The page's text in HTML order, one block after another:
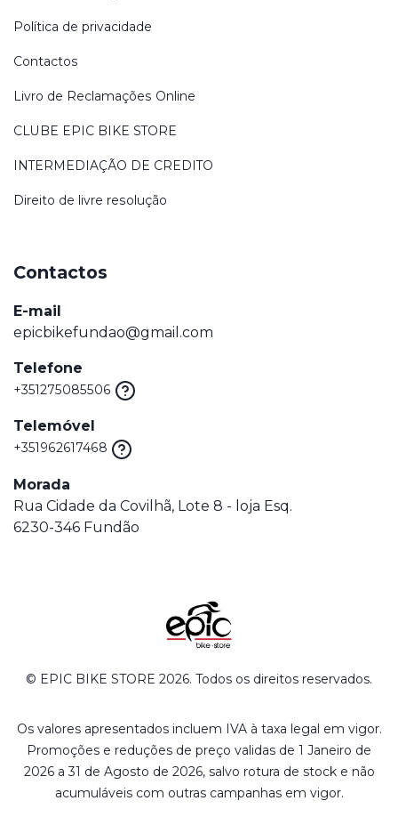
© EPIC BIKE STORE 2026. Todos os direitos reservados.
Os valores apresentados incluem IVA à taxa legal em vigor.
Promoções e reduções de preço validas de 1 Janeiro de
2026 a 31 de Agosto de 2026, salvo rotura de stock e não
acumuláveis com outras campanhas em vigor.
Política de privacidade
Contactos
Livro de Reclamações Online
CLUBE EPIC BIKE STORE
INTERMEDIAÇÃO DE CREDITO
Direito de livre resolução
Contactos
E-mail
epicbikefundao@gmail.com
Telefone
+351275085506
Telemóvel
+351962617468
Morada
Rua Cidade da Covilhã, Lote 8 - loja Esq.
6230-346 Fundão